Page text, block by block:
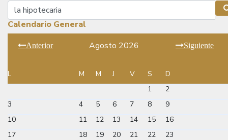
Buscar
Calendario General
Anterior Agosto 2026 Siguiente
L M M J V S
D
1
2
3
4 5 6 7 8
9
10
11 12 13 14 15
16
17
18 19 20 21 22
23